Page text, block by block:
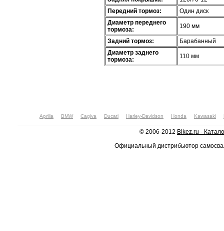
Передний тормоз:
Один диск
Диаметр переднего
тормоза:
190 мм
Задний тормоз:
Барабанный
Диаметр заднего
тормоза:
110 мм
Aprilia BMW Cagiva Ducati Harley-Davidson Honda Kawasaki
© 2006-2012 Bikez.ru -
Официальный дистрибьютор